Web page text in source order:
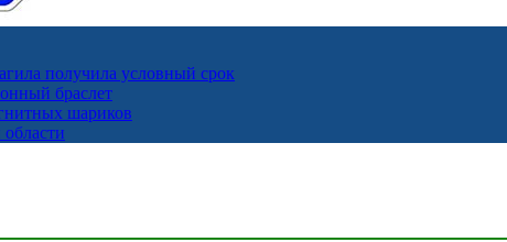
получила условный срок
браслет
шариков